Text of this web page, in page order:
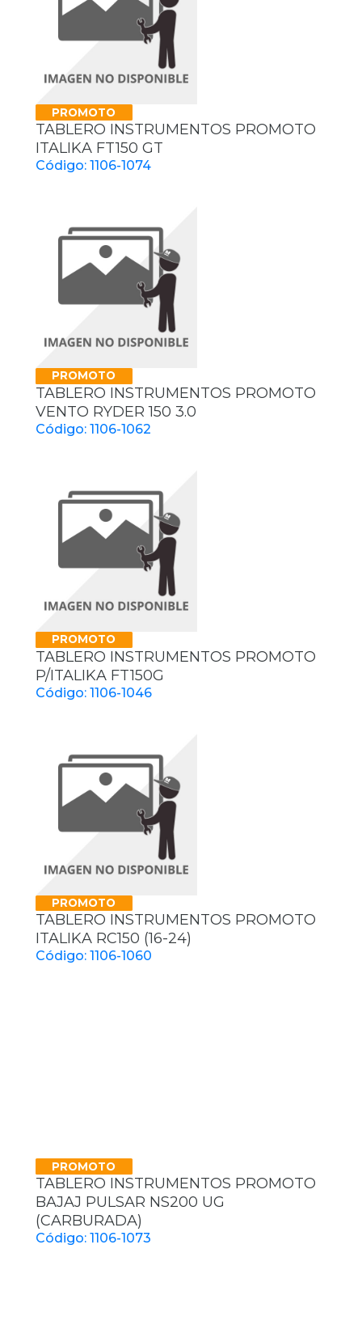
PROMOTO
TABLERO INSTRUMENTOS PROMOTO
ITALIKA FT150 GT
Código: 1106-1074
PROMOTO
TABLERO INSTRUMENTOS PROMOTO
VENTO RYDER 150 3.0
Código: 1106-1062
PROMOTO
TABLERO INSTRUMENTOS PROMOTO
P/ITALIKA FT150G
Código: 1106-1046
PROMOTO
TABLERO INSTRUMENTOS PROMOTO
ITALIKA RC150 (16-24)
Código: 1106-1060
PROMOTO
TABLERO INSTRUMENTOS PROMOTO
BAJAJ PULSAR NS200 UG
(CARBURADA)
Código: 1106-1073